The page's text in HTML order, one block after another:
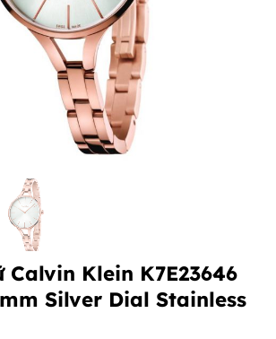
Klein K7E23646
Silver Dial Stainless